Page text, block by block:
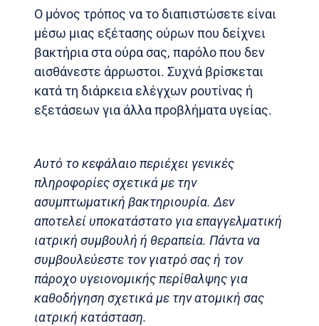
Ο μόνος τρόπος να το διαπιστώσετε είναι
μέσω μιας εξέτασης ούρων που δείχνει
βακτήρια στα ούρα σας, παρόλο που δεν
αισθάνεστε άρρωστοι. Συχνά βρίσκεται
κατά τη διάρκεια ελέγχων ρουτίνας ή
εξετάσεων για άλλα προβλήματα υγείας.
Αυτό το κεφάλαιο περιέχει γενικές
πληροφορίες σχετικά με την
ασυμπτωματική βακτηριουρία. Δεν
αποτελεί υποκατάστατο για επαγγελματική
ιατρική συμβουλή ή θεραπεία. Πάντα να
συμβουλεύεστε τον γιατρό σας ή τον
πάροχο υγειονομικής περίθαλψης για
καθοδήγηση σχετικά με την ατομική σας
ιατρική κατάσταση.